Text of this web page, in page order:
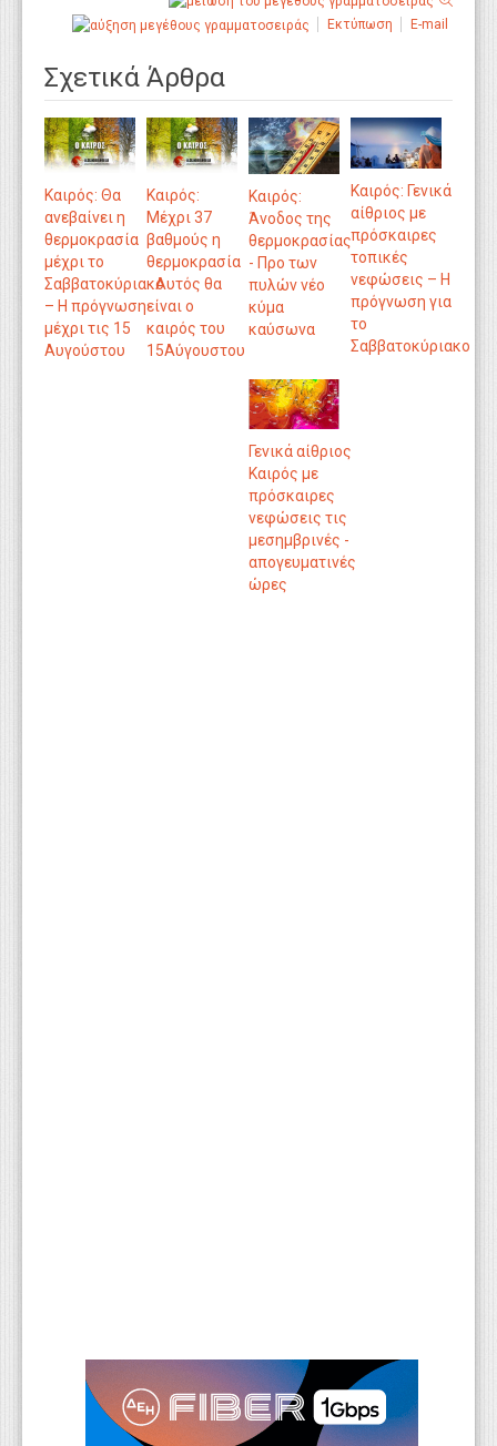
Εκτύπωση E-mail
Σχετικά Άρθρα
Καιρός: Θα
ανεβαίνει η
θερμοκρασία
μέχρι το
Σαββατοκύριακο
– Η πρόγνωση
μέχρι τις 15
Αυγούστου
Καιρός:
Μέχρι 37
βαθμούς η
θερμοκρασία
- Αυτός θα
είναι ο
καιρός του
15Αύγουστου
Καιρός:
Άνοδος της
θερμοκρασίας
- Προ των
πυλών νέο
κύμα
καύσωνα
Καιρός: Γενικά
αίθριος με
πρόσκαιρες
τοπικές
νεφώσεις – Η
πρόγνωση για
το
Σαββατοκύριακο
Γενικά αίθριος
Καιρός με
πρόσκαιρες
νεφώσεις τις
μεσημβρινές -
απογευματινές
ώρες